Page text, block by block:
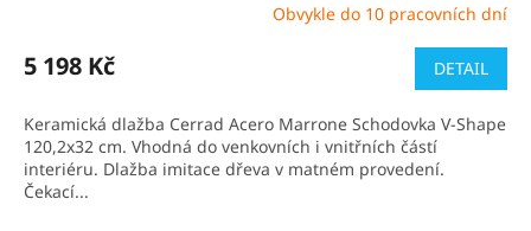
Obvykle do 10 pracovních dní
5 198 Kč DETAIL
Keramická dlažba Cerrad Acero Marrone Schodovka V-Shape
120,2x32 cm. Vhodná do venkovních i vnitřních částí
interiéru. Dlažba imitace dřeva v matném provedení.
Čekací...